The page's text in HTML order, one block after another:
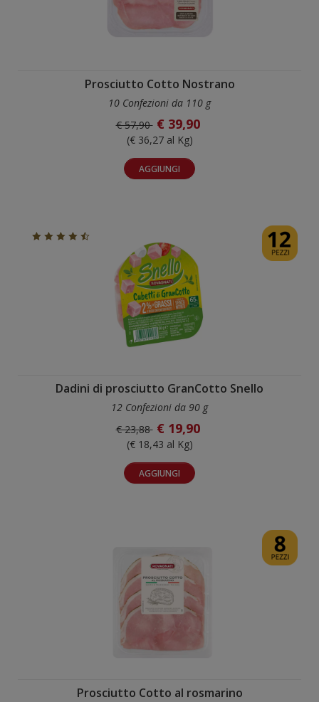
Prosciutto Cotto Nostrano
10 Confezioni da 110 g
€ 57,90 € 39,90
(€ 36,27 al Kg)
AGGIUNGI
Dadini di prosciutto GranCotto Snello
12 Confezioni da 90 g
€ 23,88 € 19,90
(€ 18,43 al Kg)
AGGIUNGI
Prosciutto Cotto al rosmarino